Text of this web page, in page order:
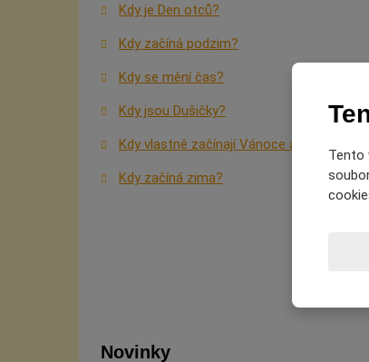
Kdy je Den otců?
Kdy začíná podzim?
Kdy se mění čas?
Kdy jsou Dušičky?
Kdy vlastně začínají Vánoce a proč je
Kdy začíná zima?
Novinky
Tento